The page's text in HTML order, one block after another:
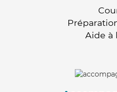
Aide à